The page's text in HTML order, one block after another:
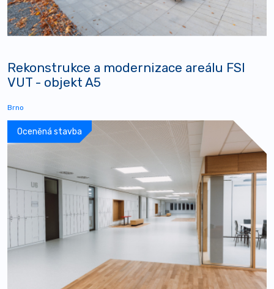
Rekonstrukce a modernizace areálu FSI
VUT - objekt A5
Brno
Oceněná stavba